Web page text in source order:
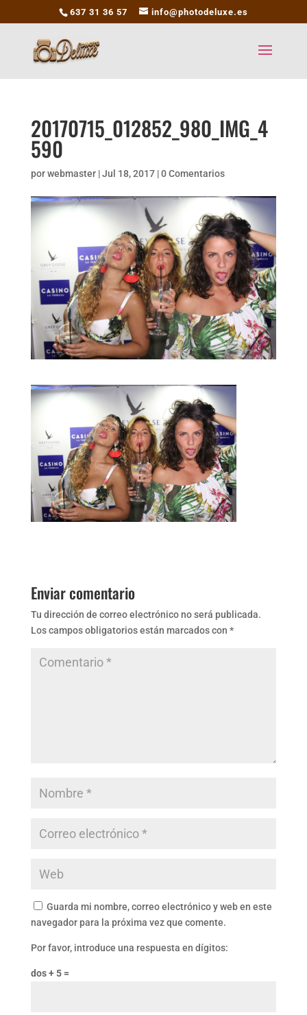
637 31 36 57 info@photodeluxe.es
20170715_012852_980_IMG_4
590
porwebmaster|Jul 18, 2017|0 Comentarios
Enviar comentario
Tu dirección de correo electrónico no será publicada.
Los campos obligatorios están marcados con *
Guarda mi nombre, correo electrónico y web en este
navegador para la próxima vez que comente.
Por favor, introduce una respuesta en dígitos:
dos + 5 =